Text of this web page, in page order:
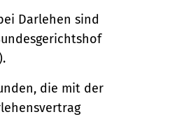
Darlehen sind
die mit der